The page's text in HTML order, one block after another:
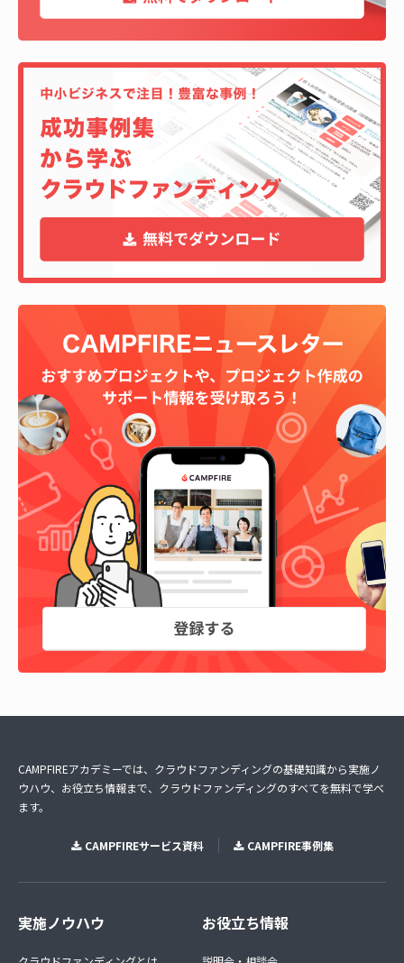
CAMPFIREアカデミーでは、クラウドファンディングの基礎知識から実施ノ
ウハウ、お役立ち情報まで、クラウドファンディングのすべてを無料で学べ
ます。
CAMPFIREサービス資料 CAMPFIRE事例集
実施ノウハウ お役立ち情報